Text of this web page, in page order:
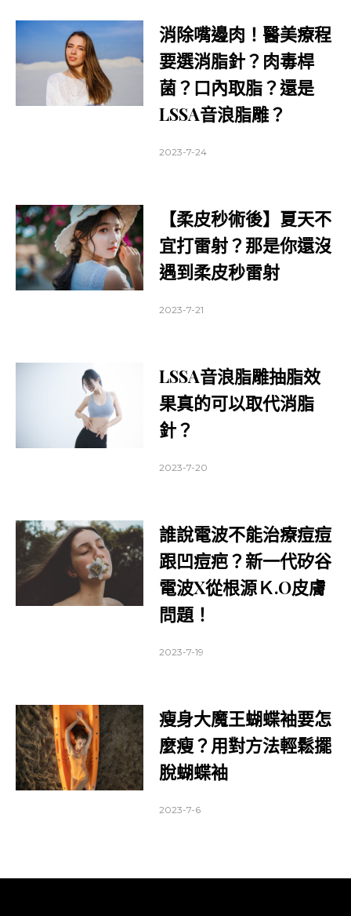
消除嘴邊肉！醫美療程
要選消脂針？肉毒桿
菌？口內取脂？還是
LSSA音浪脂雕？
2023-7-24
【柔皮秒術後】夏天不
宜打雷射？那是你還沒
遇到柔皮秒雷射
2023-7-21
LSSA音浪脂雕抽脂效
果真的可以取代消脂
針？
2023-7-20
誰說電波不能治療痘痘
跟凹痘疤？新一代矽谷
電波X從根源Ｋ.O皮膚
問題！
2023-7-19
瘦身大魔王蝴蝶袖要怎
麼瘦？用對方法輕鬆擺
脫蝴蝶袖
2023-7-6